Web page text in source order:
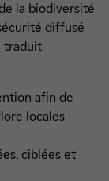
la biodiversité
diffusé
traduit
afin de
locales
ciblées et